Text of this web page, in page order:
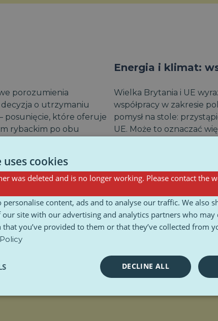
porozumienia
o utrzymaniu
posunięcie, które oferuje
rybackim po obu
wyrobami
kosztów produkcji i
procedur granicznych
w sprawie
usunąć część
od czasu Brexitu.
Energia i klimat:
Wielka Brytania i UE
współpracy w zakresie
pomysł na stole:
UE. Może to oznaczać
zwłaszcza gdy Europa
Dyskutowane jest
emisjami UE i Wielkiej
drzwi do zwolnień z
węgla, ułatwiając
spełnianiu celów
cookies
was deleted and is no longer working. Please contact the
personalise content, ads and to analyse our traffic. We also
site with our advertising and analytics partners who
you’ve provided to them or that they’ve collected from
DECLINE ALL